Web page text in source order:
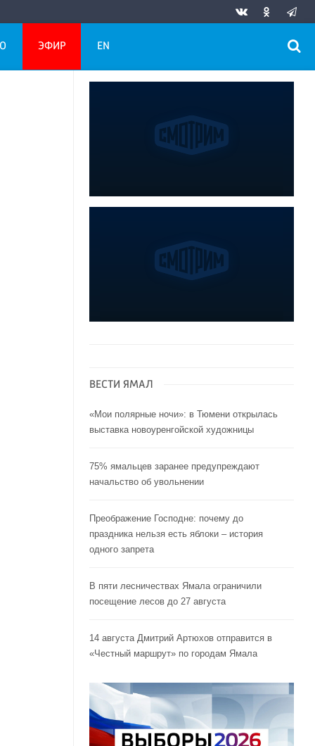
ЭФИР EN
ВЕСТИ ЯМАЛ
«Мои полярные ночи»: в Тюмени открылась
выставка новоуренгойской художницы
75% ямальцев заранее предупреждают
начальство об увольнении
Преображение Господне: почему до
праздника нельзя есть яблоки – история
одного запрета
В пяти лесничествах Ямала ограничили
посещение лесов до 27 августа
14 августа Дмитрий Артюхов отправится в
«Честный маршрут» по городам Ямала